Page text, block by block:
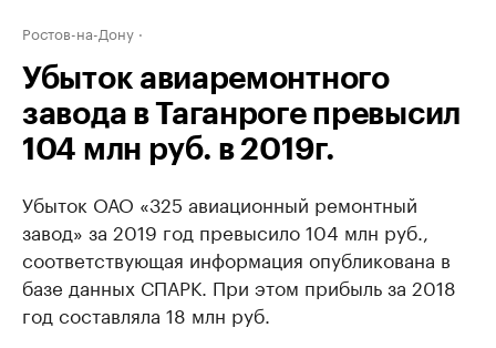
Ростов-на-Дону
Убыток авиаремонтного
завода в Таганроге превысил
104 млн руб. в 2019г.
Убыток ОАО «325 авиационный ремонтный
завод» за 2019 год превысило 104 млн руб.,
соответствующая информация опубликована в
базе данных СПАРК. При этом прибыль за 2018
год составляла 18 млн руб.